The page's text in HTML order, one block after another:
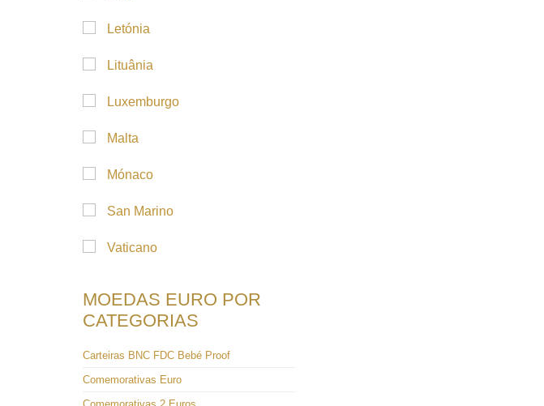
Letónia
Lituânia
Luxemburgo
Malta
Mónaco
San Marino
Vaticano
MOEDAS EURO POR
CATEGORIAS
Carteiras BNC FDC Bebé Proof
Comemorativas Euro